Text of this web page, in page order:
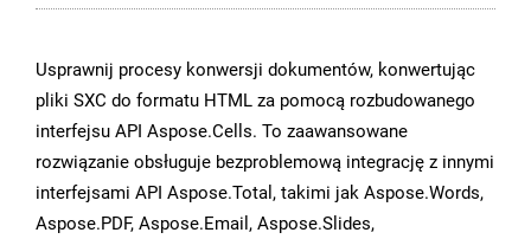
Usprawnij procesy konwersji dokumentów, konwertując
pliki SXC do formatu HTML za pomocą rozbudowanego
interfejsu API Aspose.Cells. To zaawansowane
rozwiązanie obsługuje bezproblemową integrację z innymi
interfejsami API Aspose.Total, takimi jak Aspose.Words,
Aspose.PDF, Aspose.Email, Aspose.Slides,